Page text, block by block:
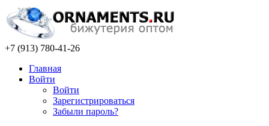
+7 (913) 780-41-26
Главная
Войти
Войти
Зарегистрироваться
Забыли пароль?